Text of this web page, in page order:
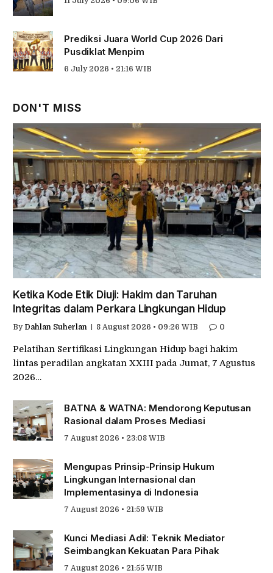
Prediksi Juara World Cup 2026 Dari
Pusdiklat Menpim
6 July 2026 • 21:16 WIB
DON'T MISS
Ketika Kode Etik Diuji: Hakim dan Taruhan
Integritas dalam Perkara Lingkungan Hidup
By Dahlan Suherlan 8 August 2026 • 09:26 WIB 0
Pelatihan Sertifikasi Lingkungan Hidup bagi hakim
lintas peradilan angkatan XXIII pada Jumat, 7 Agustus
2026…
BATNA & WATNA: Mendorong Keputusan
Rasional dalam Proses Mediasi
7 August 2026 • 23:08 WIB
Mengupas Prinsip-Prinsip Hukum
Lingkungan Internasional dan
Implementasinya di Indonesia
7 August 2026 • 21:59 WIB
Kunci Mediasi Adil: Teknik Mediator
Seimbangkan Kekuatan Para Pihak
7 August 2026 • 21:55 WIB